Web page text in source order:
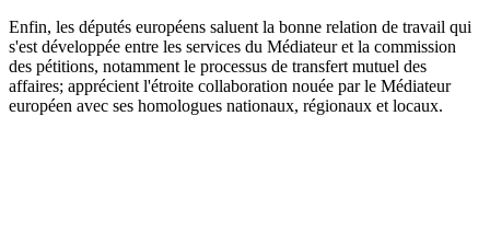
Enfin, les députés européens saluent la bonne relation de travail qui
s'est développée entre les services du Médiateur et la commission
des pétitions, notamment le processus de transfert mutuel des
affaires; apprécient l'étroite collaboration nouée par le Médiateur
européen avec ses homologues nationaux, régionaux et locaux.